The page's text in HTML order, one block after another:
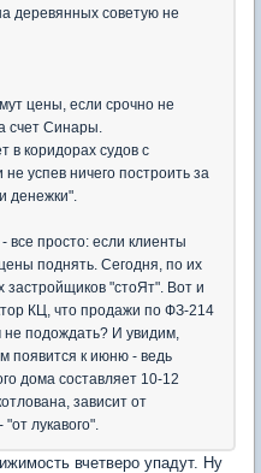
деревянных советую не
цены, если срочно не
счет Синары.
в коридорах судов с
успев ничего построить за
денежки".
просто: если клиенты
поднять. Сегодня, по их
застройщиков "стоЯт". Вот и
КЦ, что продажи по ФЗ-214
подождать? И увидим,
появится к июню - ведь
дома составляет 10-12
зависит от
лукавого".
вчетверо упадут. Ну